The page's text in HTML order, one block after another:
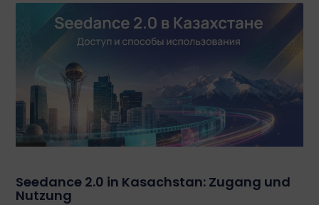
Seedance 2.0 in Kasachstan: Zugang und
Nutzung